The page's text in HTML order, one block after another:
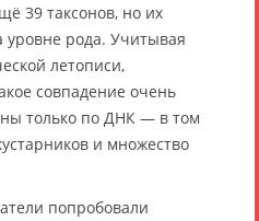
39 таксонов, но их
уровне рода. Учитывая
летописи,
совпадение очень
только по ДНК — в том
и множество
попробовали